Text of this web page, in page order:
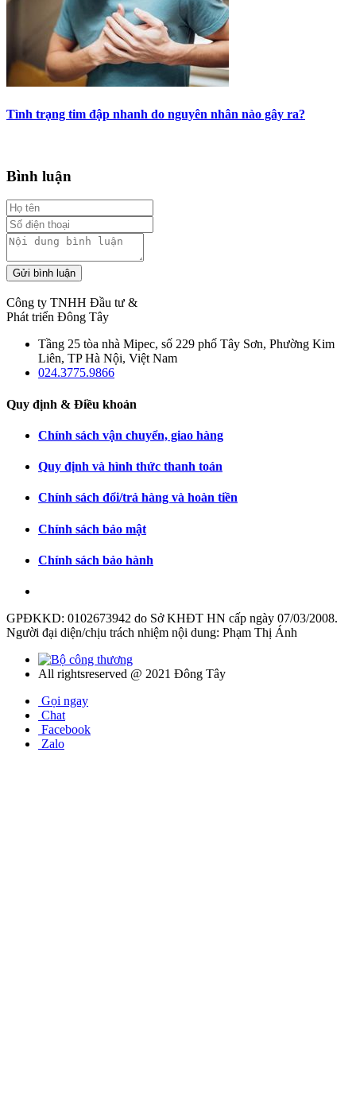
Tình trạng tim đập nhanh do nguyên nhân nào gây ra?
Bình luận
Gửi bình luận
Công ty TNHH Đầu tư &
Phát triển Đông Tây
Tầng 25 tòa nhà Mipec, số 229 phố Tây Sơn, Phường Kim
Liên, TP Hà Nội, Việt Nam
024.3775.9866
Quy định & Điều khoản
Chính sách vận chuyển, giao hàng
Quy định và hình thức thanh toán
Chính sách đổi/trả hàng và hoàn tiền
Chính sách bảo mật
Chính sách bảo hành
GPĐKKD: 0102673942 do Sở KHĐT HN cấp ngày 07/03/2008.
Người đại diện/chịu trách nhiệm nội dung: Phạm Thị Ánh
All rightsreserved @ 2021 Đông Tây
Gọi ngay
Chat
Facebook
Zalo